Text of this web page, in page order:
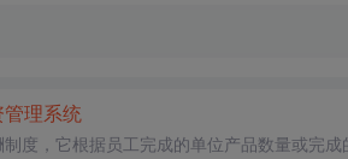
管理系统
度，它根据员工完成的单位产品数量或完